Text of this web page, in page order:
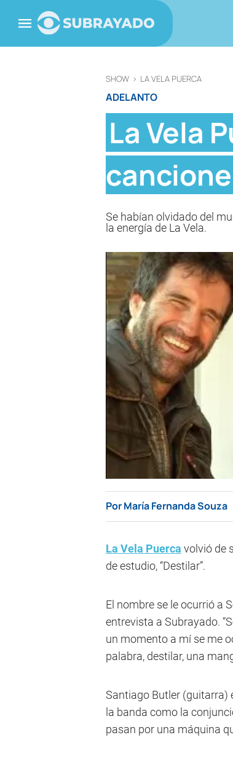
SHOW > LA VELA PUERCA
ADELANTO
La Vela
Se habían olvidado del
la energía de La Vela.
PorMaría Fernanda Souza
La Vela Puerca volvió de
de estudio, “Destilar”.
El nombre se le ocurrió a
entrevista a Subrayado.
un momento a mí se me
palabra, destilar, una
Santiago Butler (guitarra)
la banda como la
pasan por una máquina